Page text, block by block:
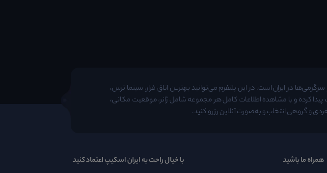
در ایران است. در این پلتفرم می‌توانید بهترین اتاق فرار، سینما ترس،
کرده و با مشاهده اطلاعات کامل هر مجموعه شامل ژانر، موقعیت مکانی،
و گروهی انتخاب و به‌صورت آنلاین رزرو کنید.
همراه ما باشید با خیال راحت به ایران اسکیپ اعتماد کنید